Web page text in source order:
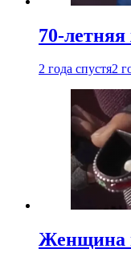
70-
2 года спустя2
Женщина